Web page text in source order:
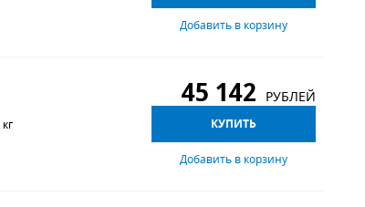
Добавить в корзину
кг
45 142 РУБЛЕЙ
КУПИТЬ
Добавить в корзину